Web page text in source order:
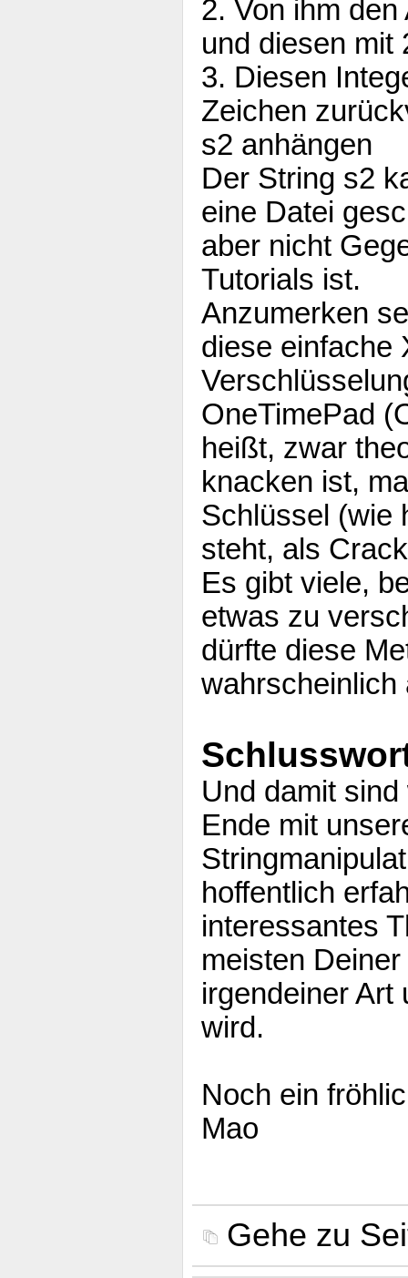
2. Von ihm
und diesen mit
3. Diesen
Zeichen
s2 anhängen
Der String s2
eine Datei
aber nicht
Tutorials ist.
Anzumerken
diese einfache
OneTimePad
heißt, zwar
knacken ist,
Schlüssel (wie
steht, als
Es gibt viele,
etwas zu
dürfte diese
wahrscheinlich
Und damit
Ende mit
hoffentlich
interessantes
meisten
irgendeiner Art
wird.
Noch ein
Mao
Gehe zu